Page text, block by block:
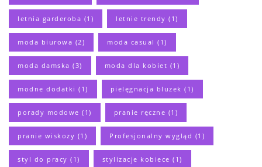
letnia garderoba (1) letnie trendy (1)
moda biurowa (2) moda casual (1)
moda damska (3) moda dla kobiet (1)
modne dodatki (1) pielęgnacja bluzek (1)
porady modowe (1) pranie ręczne (1)
pranie wiskozy (1) Profesjonalny wygląd (1)
styl do pracy (1) stylizacje kobiece (1)